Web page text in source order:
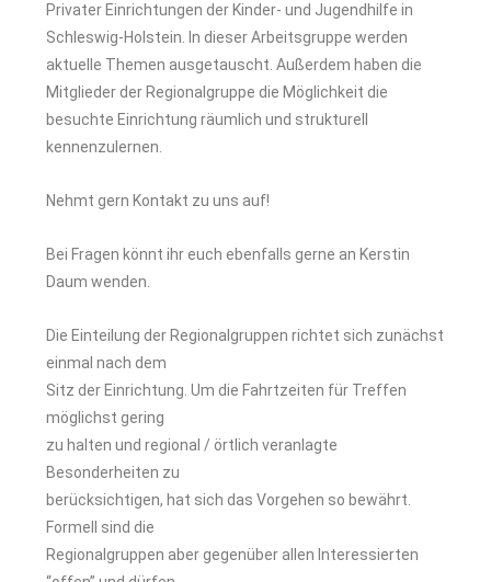
Privater Einrichtungen der Kinder- und Jugendhilfe in
Schleswig-Holstein. In dieser Arbeitsgruppe werden
aktuelle Themen ausgetauscht. Außerdem haben die
Mitglieder der Regionalgruppe die Möglichkeit die
besuchte Einrichtung räumlich und strukturell
kennenzulernen.
Nehmt gern Kontakt zu uns auf!
Bei Fragen könnt ihr euch ebenfalls gerne an Kerstin
Daum wenden.
Die Einteilung der Regionalgruppen richtet sich zunächst
einmal nach dem
Sitz der Einrichtung. Um die Fahrtzeiten für Treffen
möglichst gering
zu halten und regional / örtlich veranlagte
Besonderheiten zu
berücksichtigen, hat sich das Vorgehen so bewährt.
Formell sind die
Regionalgruppen aber gegenüber allen Interessierten